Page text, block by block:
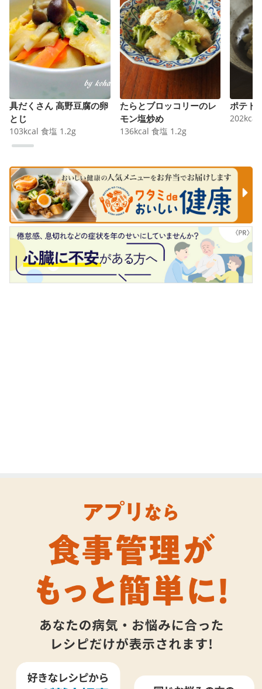
具だくさん 高野豆腐の卵
とじ
103kcal 食塩 1.2g
たらとブロッコリーのレ
モン塩炒め
136kcal 食塩 1.2g
ポテト
202kcal